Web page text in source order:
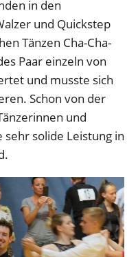
in den
und Quickstep
Tänzen Cha-Cha-
Paar einzeln von
und musste sich
Schon von der
und
sehr solide Leistung in